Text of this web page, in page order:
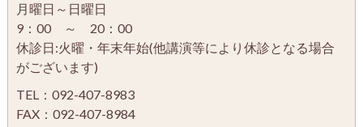
月曜日～日曜日
9：00 ～ 20：00
休診日:火曜・年末年始(他講演等により休診となる場合
がございます)
TEL：092-407-8983
FAX：092-407-8984